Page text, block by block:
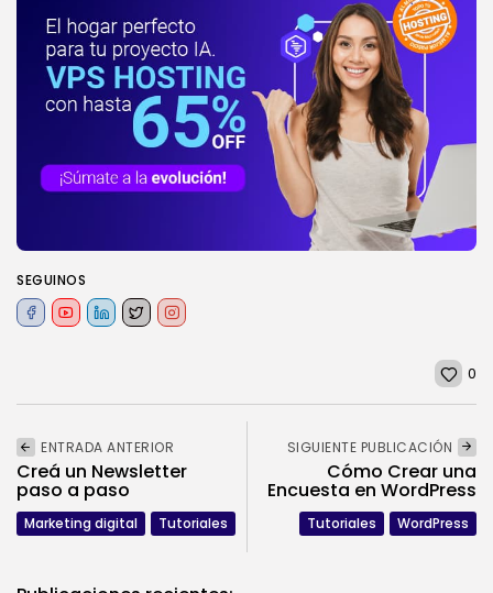
SEGUINOS
0
ENTRADA ANTERIOR
Creá un Newsletter
paso a paso
Marketing digital Tutoriales
SIGUIENTE PUBLICACIÓN
Cómo Crear una
Encuesta en WordPress
Tutoriales WordPress